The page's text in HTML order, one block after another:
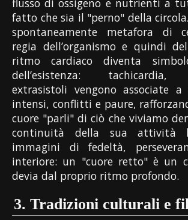
flusso di ossigeno e nutrienti a
fatto che sia il "perno" della
spontaneamente metafora di
regia dell’organismo e quindi
ritmo cardiaco diventa
dell’esistenza: tachicardia,
extrasistoli vengono associate
intensi, conflitti e paure,
cuore "parli" di ciò che viviamo
continuità della sua attività
immagini di fedeltà,
interiore: un "cuore retto" è un
devia dal proprio ritmo profondo.
3. Tradizioni culturali e